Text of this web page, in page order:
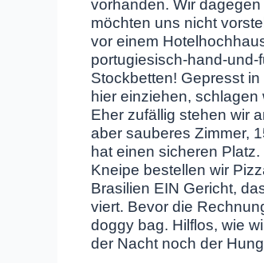
vorhanden. Wir
möchten uns nicht
vor einem
portugiesisch-hand-
Stockbetten! Gepresst
hier einziehen, schlagen
Eher zufällig stehen wir
aber sauberes Zimmer,
hat einen sicheren
Kneipe bestellen wir
Brasilien EIN Gericht,
viert. Bevor die
doggy bag. Hilflos, wie
der Nacht noch der